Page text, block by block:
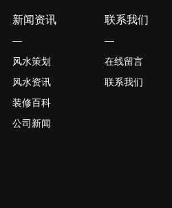
新闻资讯
—
风水策划
风水资讯
装修百科
公司新闻
联系我们
—
在线留言
联系我们